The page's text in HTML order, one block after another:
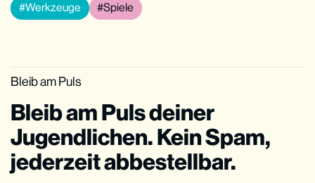
Werkzeuge Spiele
Bleib am Puls
Bleib am Puls deiner
Jugendlichen. Kein Spam,
jederzeit abbestellbar.